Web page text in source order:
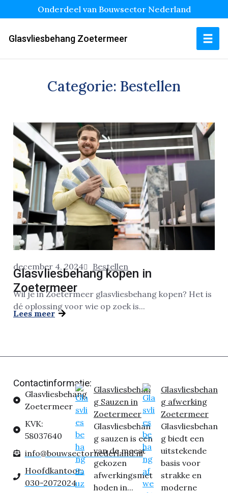
Onderdeel van Bouwsector Nederland
Glasvliesbehang Zoetermeer
Categorie: Bestellen
december 4, 2024 Bestellen
Glasvliesbehang kopen in
Zoetermeer
Wil je in Zoetermeer glasvliesbehang kopen? Het is
dé oplossing voor wie op zoek is...
Lees meer
Contactinformatie:
Glasvliesbehang
Zoetermeer
KVK:
58037640
info@bouwsectornederland.nl
Hoofdkantoor:
030-2072024
Glasvliesbehan
g Sauzen in
Zoetermeer
Glasvliesbehan
g sauzen is een
van de meest
gekozen
afwerkingsmet
hoden in...
Glasvliesbehan
g afwerking
Zoetermeer
Glasvliesbehan
g biedt een
uitstekende
basis voor
strakke en
moderne